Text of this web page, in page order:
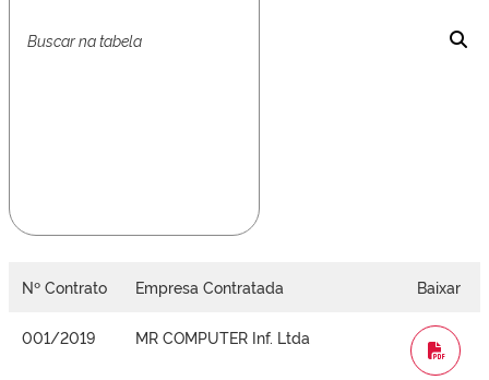
Nº Contrato Empresa Contratada Baixar
001/2019 MR COMPUTER Inf. Ltda
WORD